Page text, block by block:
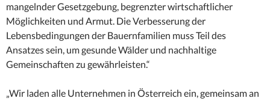
mangelnder Gesetzgebung, begrenzter wirtschaftlicher
Möglichkeiten und Armut. Die Verbesserung der
Lebensbedingungen der Bauernfamilien muss Teil des
Ansatzes sein, um gesunde Wälder und nachhaltige
Gemeinschaften zu gewährleisten.“
„Wir laden alle Unternehmen in Österreich ein, gemeinsam an